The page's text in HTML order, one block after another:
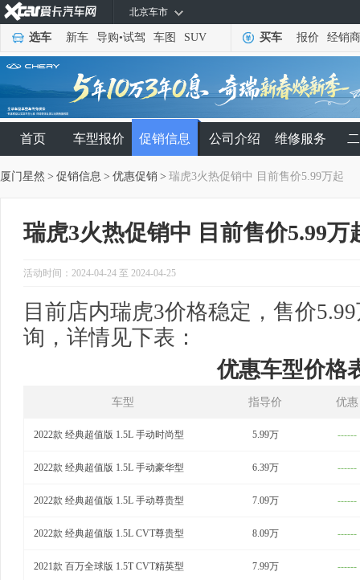
北京车市
选车 新车 导购•试驾 车图 SUV 买车 报价 经销商
首页 车型报价 促销信息 公司介绍 维修服务
厦门星然 > 促销信息 > 优惠促销 > 瑞虎3火热促销中 目前售价5.99万起
瑞虎3火热促销中 目前售价5.99万
活动时间：2024-04-24 至 2024-04-25
目前店内瑞虎3价格稳定，售价
询，详情见下表：
优惠车型价格
车型 指导价 优惠
2022款 经典超值版 1.5L 手动时尚型 5.99万 ------
2022款 经典超值版 1.5L 手动豪华型 6.39万 ------
2022款 经典超值版 1.5L 手动尊贵型 7.09万 ------
2022款 经典超值版 1.5L CVT尊贵型 8.09万 ------
2021款 百万全球版 1.5T CVT精英型 7.99万 ------